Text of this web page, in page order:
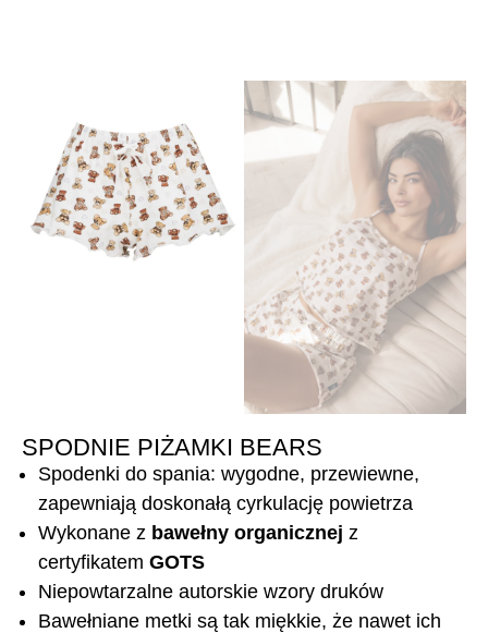
SPODNIE PIŻAMKI BEARS
Spodenki do spania: wygodne, przewiewne,
zapewniają doskonałą cyrkulację powietrza
Wykonane z bawełny organicznej z
certyfikatem GOTS
Niepowtarzalne autorskie wzory druków
Bawełniane metki są tak miękkie, że nawet ich